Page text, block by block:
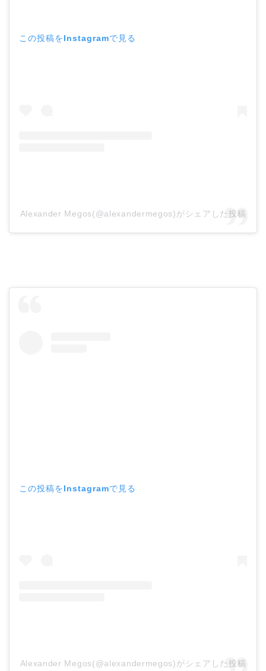
この投稿をInstagramで見る
Alexander Megos(@alexandermegos)がシェアした投稿
この投稿をInstagramで見る
Alexander Megos(@alexandermegos)がシェアした投稿